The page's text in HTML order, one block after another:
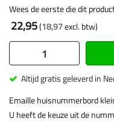
Wees de eerste die dit
22,95 18,97
Altijd gratis geleverd in
Emaille huisnummerbord
U heeft de keuze uit de